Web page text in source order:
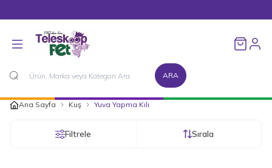
ARA
Ana Sayfa Kuş Yuva Yapma Kılı
Filtrele Sırala